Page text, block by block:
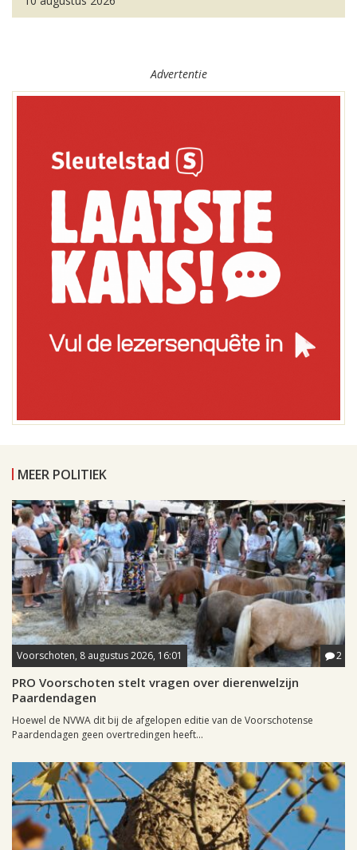
Advertentie
MEER POLITIEK
Voorschoten, 8 augustus 2026, 16:01 2
PRO Voorschoten stelt vragen over dierenwelzijn
Paardendagen
Hoewel de NVWA dit bij de afgelopen editie van de Voorschotense
Paardendagen geen overtredingen heeft...